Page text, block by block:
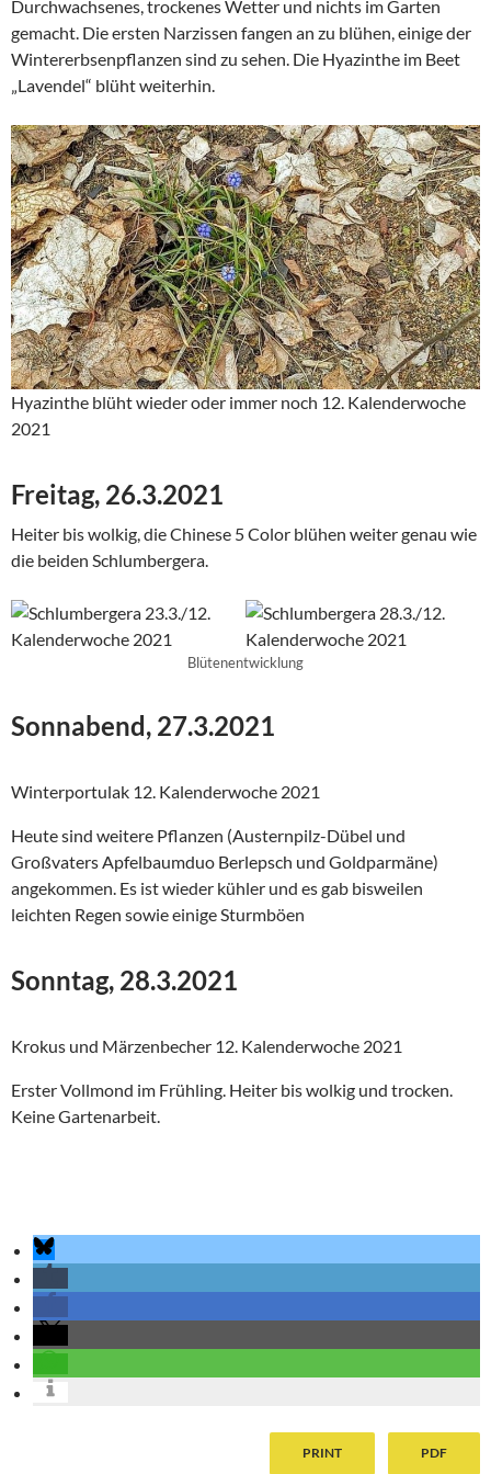
Durchwachsenes, trockenes Wetter und nichts im Garten
gemacht. Die ersten Narzissen fangen an zu blühen, einige der
Wintererbsenpflanzen sind zu sehen. Die Hyazinthe im Beet
„Lavendel“ blüht weiterhin.
Hyazinthe blüht wieder oder immer noch 12. Kalenderwoche
2021
Freitag, 26.3.2021
Heiter bis wolkig, die Chinese 5 Color blühen weiter genau wie
die beiden Schlumbergera.
Blütenentwicklung
Sonnabend, 27.3.2021
Winterportulak 12. Kalenderwoche 2021
Heute sind weitere Pflanzen (Austernpilz-Dübel und
Großvaters Apfelbaumduo Berlepsch und Goldparmäne)
angekommen. Es ist wieder kühler und es gab bisweilen
leichten Regen sowie einige Sturmböen
Sonntag, 28.3.2021
Krokus und Märzenbecher 12. Kalenderwoche 2021
Erster Vollmond im Frühling. Heiter bis wolkig und trocken.
Keine Gartenarbeit.
PRINT PDF